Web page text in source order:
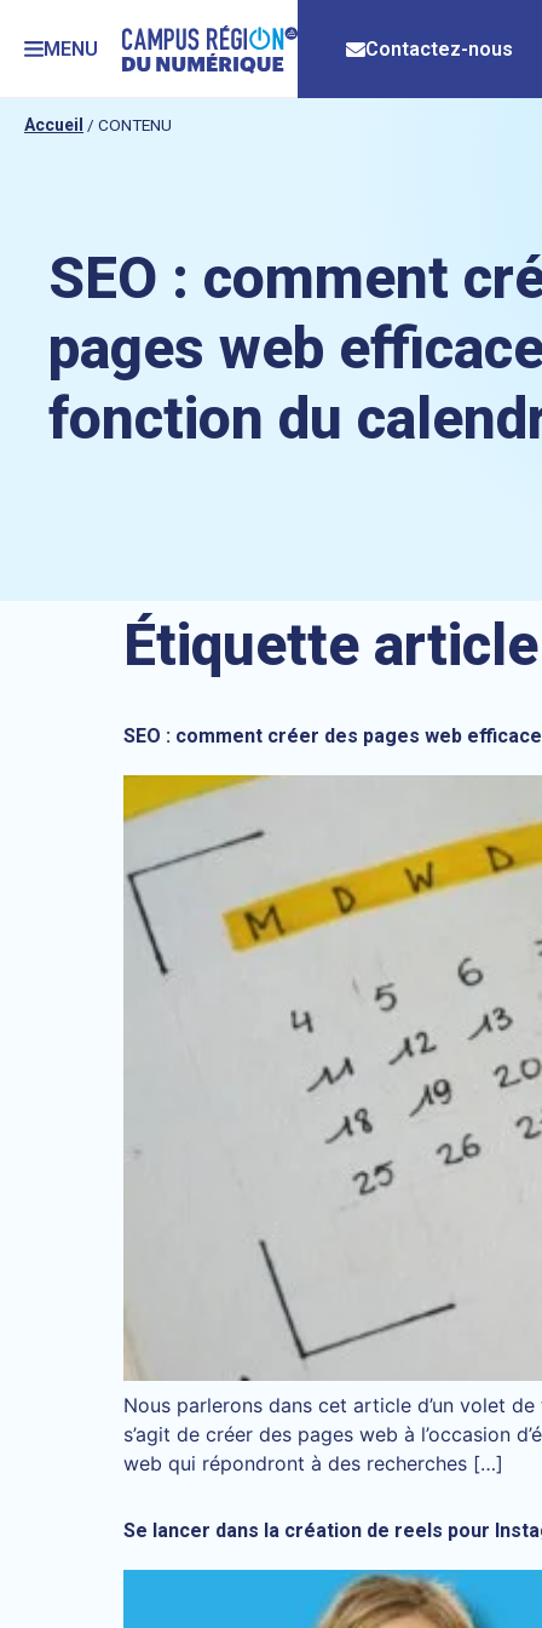
MENU Contactez-nous
Accueil / CONTENU
SEO : comment
pages web
fonction du
Étiquette
SEO : comment créer des pages web
Nous parlerons dans cet article d’un volet
s’agit de créer des pages web à l’occasion
web qui répondront à des recherches […]
Se lancer dans la création de reels pour